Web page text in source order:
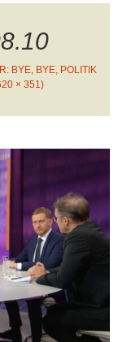
BYE, BYE, POLITIK
× 351)